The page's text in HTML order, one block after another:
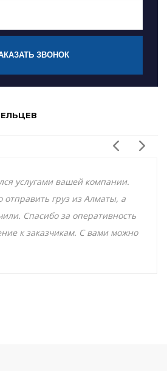
ЗВОНОК
услугами вашей компании.
груз из Алматы, а
Спасибо за оперативность
к заказчикам. С вами можно